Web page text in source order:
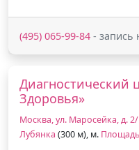
(495) 065-99-84 - запись
Диагностический
Здоровья»
Москва, ул. Маросейка, д. 2/
Лубянка (300 м), м.